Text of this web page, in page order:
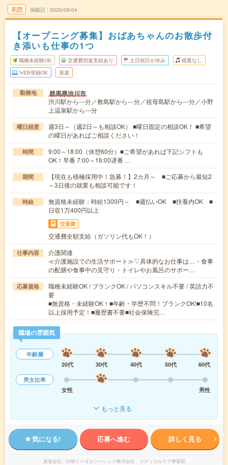
未読 掲載日 2026/08/04
【オープニング募集】おばあちゃんのお散歩付
き添いも仕事の1つ
職種未経験OK 交通費別途支給あり 土日祝日が休み 残業なし
WEB登録OK 派遣
勤務地 群馬県渋川市
渋川駅から---分／敷島駅から---分／祖母島駅から---分／小野
上温泉駅から---分
曜日頻度
週3日～（週2日～も相談OK） ■曜日固定の相談OK！ ■希望
の曜日があればご相談ください！
時間
9:00～18:00（休憩60分）■ご希望があれば下記シフトも
OK！早番 7:00～16:00遅番 …
期間
【現在も積極採用中！急募！】2カ月～ ■ご応募から最短2
～3日後の就業も相談可能です！
時給
無資格未経験：時給1300円～ ■週払いOK ■扶養内OK ■
日収1万400円以上
交通費
交通費全額支給（ガソリン代もOK！）
仕事内容
介護関連
≪介護施設での生活サポート≫▽具体的なお仕事は…・食事
の配膳や食事中の見守り・トイレやお風呂のサポー…
応募資格
職種未経験OK / ブランクOK / パソコンスキル不要 / 英語力不
要
■無資格・未経験OK！■年齢・学歴不問！ブランクOK!■10名
以上採用予定！■履歴書不要■社会保険完…
職場の雰囲気
年齢層
20代
30代 40代 50代
60代
男女比率
女性
男性
もっと見る
気になる! 応募へ進む 詳しく見る
派遣会社 日研トータルソーシング株式会社 メディカルケア事業部